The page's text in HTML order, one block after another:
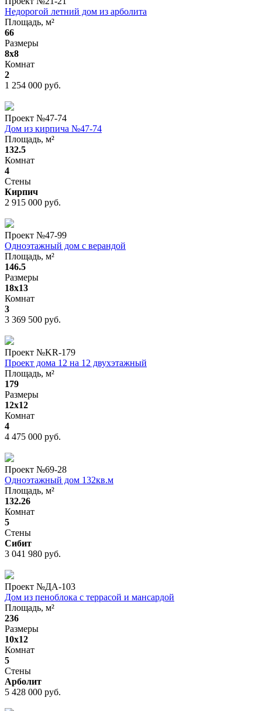
Недорогой летний дом из арболита
Площадь, м²
66
Размеры
8x8
Комнат
2
1 254 000 руб.
Проект №47-74
Дом из кирпича №47-74
Площадь, м²
132.5
Комнат
4
Стены
Кирпич
2 915 000 руб.
Проект №47-99
Одноэтажный дом с верандой
Площадь, м²
146.5
Размеры
18x13
Комнат
3
3 369 500 руб.
Проект №KR-179
Проект дома 12 на 12 двухэтажный
Площадь, м²
179
Размеры
12х12
Комнат
4
4 475 000 руб.
Проект №69-28
Одноэтажный дом 132кв.м
Площадь, м²
132.26
Комнат
5
Стены
Сибит
3 041 980 руб.
Проект №ДА-103
Дом из пеноблока с террасой и мансардой
Площадь, м²
236
Размеры
10x12
Комнат
5
Стены
Арболит
5 428 000 руб.